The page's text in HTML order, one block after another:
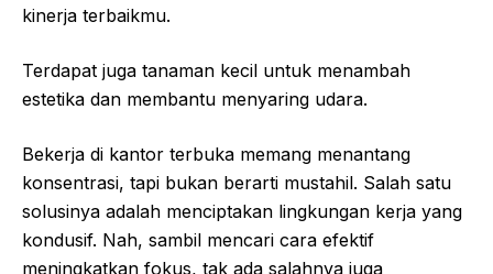
kinerja terbaikmu.
Terdapat juga tanaman kecil untuk menambah
estetika dan membantu menyaring udara.
Bekerja di kantor terbuka memang menantang
konsentrasi, tapi bukan berarti mustahil. Salah satu
solusinya adalah menciptakan lingkungan kerja yang
kondusif. Nah, sambil mencari cara efektif
meningkatkan fokus, tak ada salahnya juga